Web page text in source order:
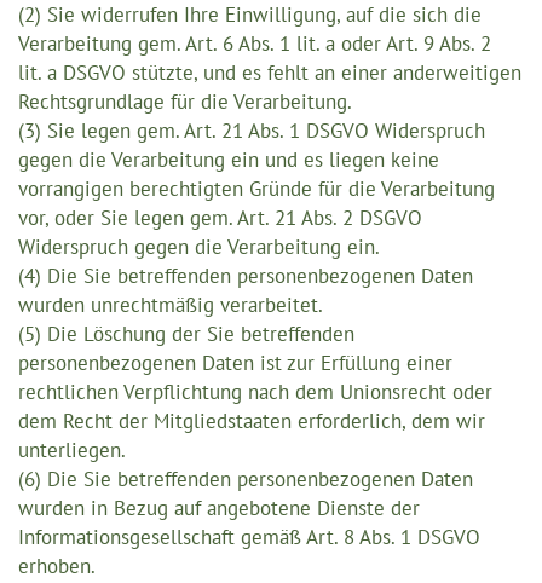
(2) Sie widerrufen Ihre Einwilligung, auf die sich die
Verarbeitung gem. Art. 6 Abs. 1 lit. a oder Art. 9 Abs. 2
lit. a DSGVO stützte, und es fehlt an einer anderweitigen
Rechtsgrundlage für die Verarbeitung.
(3) Sie legen gem. Art. 21 Abs. 1 DSGVO Widerspruch
gegen die Verarbeitung ein und es liegen keine
vorrangigen berechtigten Gründe für die Verarbeitung
vor, oder Sie legen gem. Art. 21 Abs. 2 DSGVO
Widerspruch gegen die Verarbeitung ein.
(4) Die Sie betreffenden personenbezogenen Daten
wurden unrechtmäßig verarbeitet.
(5) Die Löschung der Sie betreffenden
personenbezogenen Daten ist zur Erfüllung einer
rechtlichen Verpflichtung nach dem Unionsrecht oder
dem Recht der Mitgliedstaaten erforderlich, dem wir
unterliegen.
(6) Die Sie betreffenden personenbezogenen Daten
wurden in Bezug auf angebotene Dienste der
Informationsgesellschaft gemäß Art. 8 Abs. 1 DSGVO
erhoben.